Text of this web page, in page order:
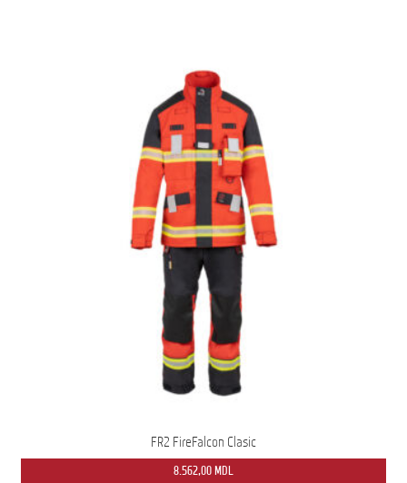
FR2 FireFalcon Clasic
8.562,00 MDL